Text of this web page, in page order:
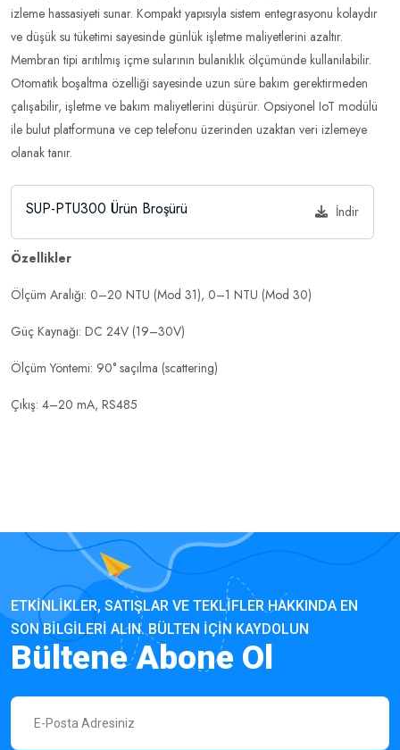
izleme hassasiyeti sunar. Kompakt yapısıyla sistem entegrasyonu kolaydır
ve düşük su tüketimi sayesinde günlük işletme maliyetlerini azaltır.
Membran tipi arıtılmış içme sularının bulanıklık ölçümünde kullanılabilir.
Otomatik boşaltma özelliği sayesinde uzun süre bakım gerektirmeden
çalışabilir, işletme ve bakım maliyetlerini düşürür. Opsiyonel IoT modülü
ile bulut platformuna ve cep telefonu üzerinden uzaktan veri izlemeye
olanak tanır.
SUP-PTU300 Ürün Broşürü İndir
Özellikler
Ölçüm Aralığı: 0–20 NTU (Mod 31), 0–1 NTU (Mod 30)
Güç Kaynağı: DC 24V (19–30V)
Ölçüm Yöntemi: 90° saçılma (scattering)
Çıkış: 4–20 mA, RS485
ETKINLIKLER, SATIŞLAR VE TEKLIFLER HAKKINDA EN
SON BILGILERI ALIN. BÜLTEN IÇIN KAYDOLUN
Bültene Abone Ol